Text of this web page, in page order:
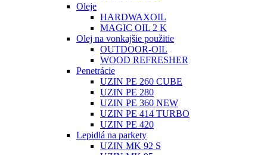
Oleje
HARDWAXOIL
MAGIC OIL 2 K
Olej na vonkajšie použitie
OUTDOOR-OIL
WOOD REFRESHER
Penetrácie
UZIN PE 260 CUBE
UZIN PE 280
UZIN PE 360 NEW
UZIN PE 414 TURBO
UZIN PE 420
Lepidlá na parkety
UZIN MK 92 S